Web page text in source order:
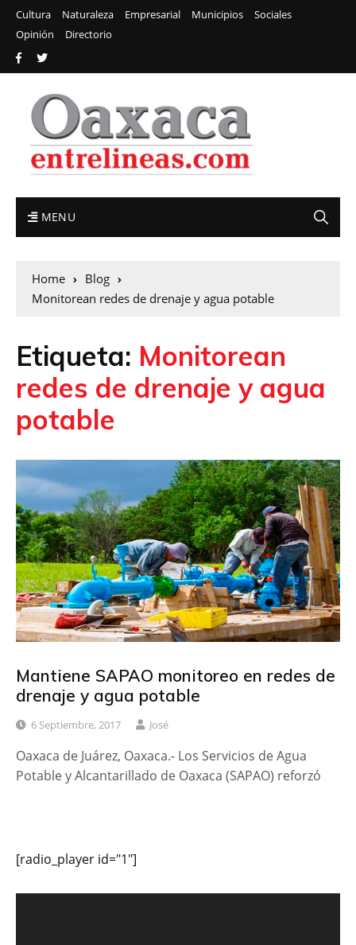
Cultura Naturaleza Empresarial Municipios
Sociales
Opinión
Directorio
MENU
Home
Blog
Monitorean redes de drenaje y agua potable
Etiqueta: Monitorean
redes de drenaje y agua
potable
Mantiene SAPAO monitoreo en redes de
drenaje y agua potable
6 Septiembre, 2017 José
Oaxaca de Juárez, Oaxaca.- Los Servicios de Agua
Potable y Alcantarillado de Oaxaca (SAPAO) reforzó
[radio_player id="1"]